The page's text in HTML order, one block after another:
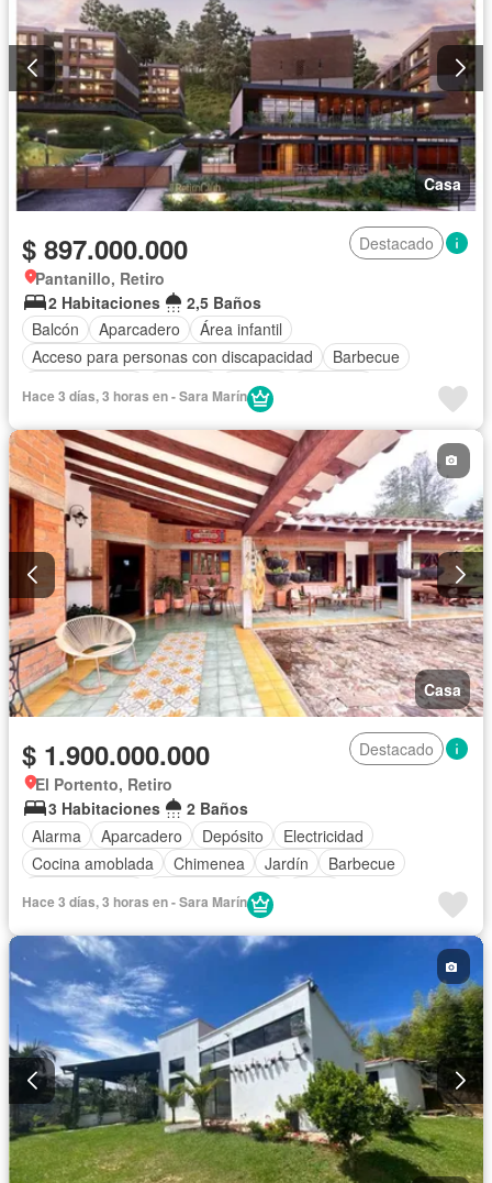
Casa
$ 897.000.000
Destacado
Pantanillo, Retiro
2 Habitaciones
2,5 Baños
Balcón
Aparcadero
Área infantil
Acceso para personas con discapacidad
Barbecue
Jacuzzi
Vista panorámica
Piscina
Agua
Hace 3 días, 3 horas en - Sara Marín
Casa
$ 1.900.000.000
Destacado
El Portento, Retiro
3 Habitaciones
2 Baños
Alarma
Aparcadero Depósito
Electricidad
Cocina amoblada
Chimenea Jardín
Barbecue
Vista panorámica
Hace 3 días, 3 horas en - Sara Marín